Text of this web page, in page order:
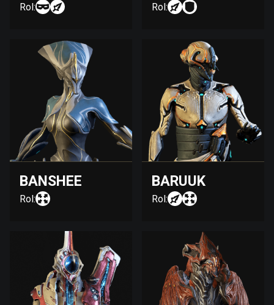
Rol: Rol:
BANSHEE
Rol:
BARUUK
Rol: